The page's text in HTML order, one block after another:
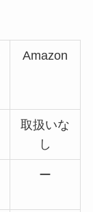
Amazon
取扱いな
し
ー